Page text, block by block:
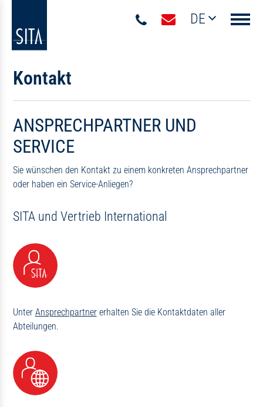
DE
Kontakt
ANSPRECHPARTNER UND
SERVICE
Sie wünschen den Kontakt zu einem konkreten Ansprechpartner
oder haben ein Service-Anliegen?
SITA und Vertrieb International
Unter Ansprechpartnererhalten Sie die Kontaktdaten aller
Abteilungen.